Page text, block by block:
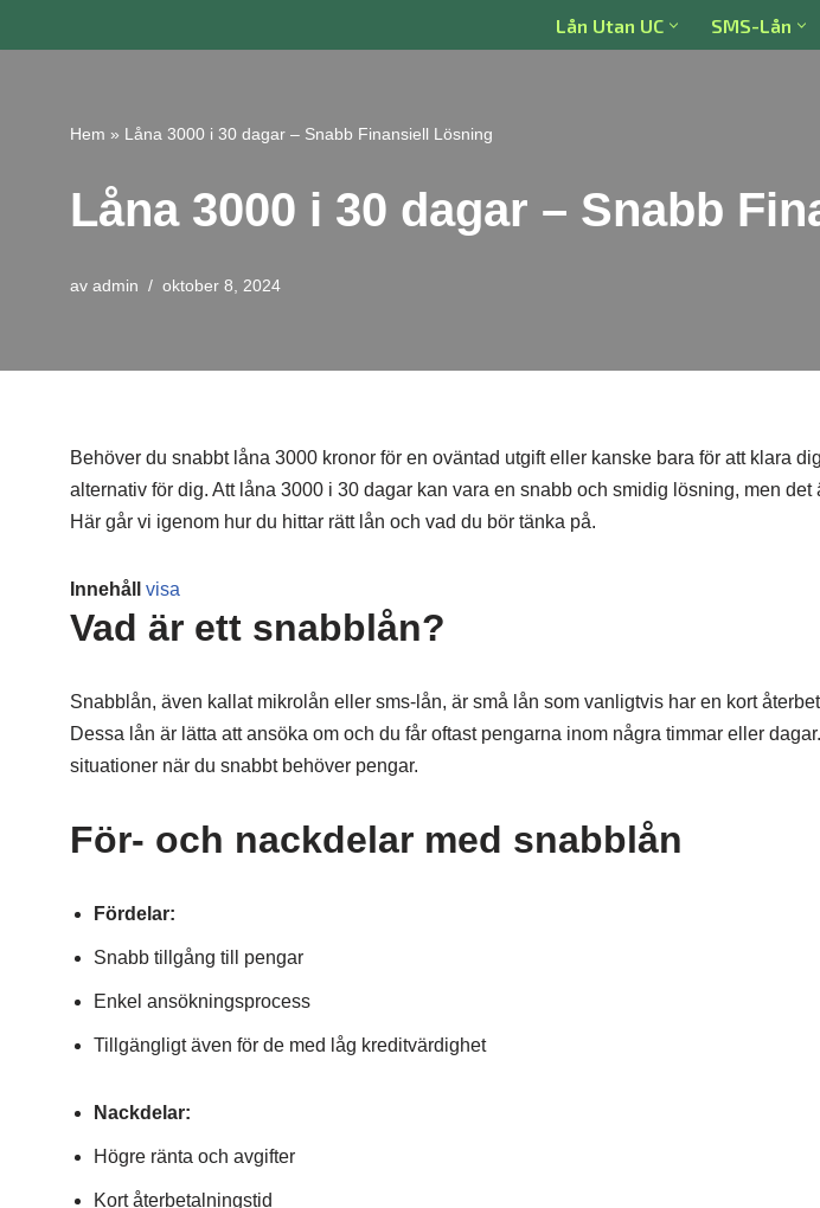
innehåll
Lån Utan UC SMS-Lån
Hem » Låna 3000 i 30 dagar – Snabb Finansiell Lösning
Låna 3000 i 30 dagar – Snabb
av admin oktober 8, 2024
Behöver du snabbt låna 3000 kronor för en oväntad utgift eller kanske bara för att klara
alternativ för dig. Att låna 3000 i 30 dagar kan vara en snabb och smidig lösning, men
Här går vi igenom hur du hittar rätt lån och vad du bör tänka på.
Innehåll visa
Vad är ett snabblån?
Snabblån, även kallat mikrolån eller sms-lån, är små lån som vanligtvis har en kort
Dessa lån är lätta att ansöka om och du får oftast pengarna inom några timmar eller
situationer när du snabbt behöver pengar.
För- och nackdelar med snabblån
Fördelar:
Snabb tillgång till pengar
Enkel ansökningsprocess
Tillgängligt även för de med låg kreditvärdighet
Nackdelar:
Högre ränta och avgifter
Kort återbetalningstid